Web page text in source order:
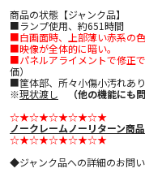
商品の状態【ジャンク品】
■ランプ使用、約651時間
■白画面時、上部薄い赤系の
■映像が全体的に暗い。
■パネルアライメントで修正
価）
■筐体部、所々小傷小汚れあり
※現状渡し
（他の機能にも
☆★☆★☆★☆★☆★
ノークレームノーリターン商品
☆★☆★☆★☆★☆★
◆ジャンク品への詳細のお問い